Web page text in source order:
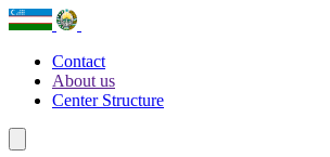
Contact
About us
Center Structure